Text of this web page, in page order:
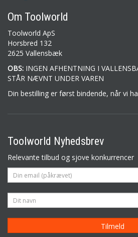
Om Toolworld
Toolworld ApS
Horsbred 132
2625 Vallensbæk
OBS: INGEN AFHENTNING I
STÅR NÆVNT UNDER VAREN
Din bestilling er først bindende, når vi
Toolworld Nyhedsbrev
Relevante tilbud og sjove konkurrencer